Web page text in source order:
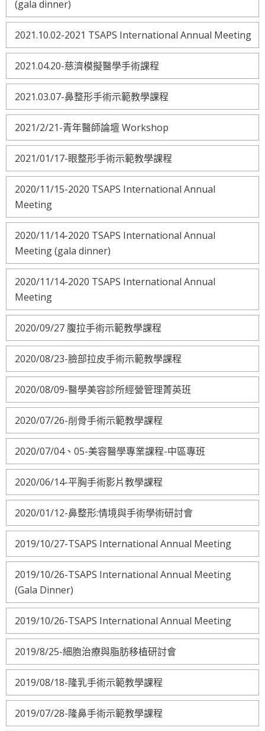
(gala dinner)
2021.10.02-2021 TSAPS International Annual Meeting
2021.04.20-慈濟模擬醫學手術課程
2021.03.07-鼻整形手術示範教學課程
2021/2/21-青年醫師論壇 Workshop
2021/01/17-眼整形手術示範教學課程
2020/11/15-2020 TSAPS International Annual
Meeting
2020/11/14-2020 TSAPS International Annual
Meeting (gala dinner)
2020/11/14-2020 TSAPS International Annual
Meeting
2020/09/27 腹拉手術示範教學課程
2020/08/23-臉部拉皮手術示範教學課程
2020/08/09-醫學美容診所經營管理菁英班
2020/07/26-削骨手術示範教學課程
2020/07/04、05-美容醫學專業課程-中區專班
2020/06/14-平胸手術影片教學課程
2020/01/12-鼻整形:情境與手術學術研討會
2019/10/27-TSAPS International Annual Meeting
2019/10/26-TSAPS International Annual Meeting
(Gala Dinner)
2019/10/26-TSAPS International Annual Meeting
2019/8/25-細胞治療與脂肪移植研討會
2019/08/18-隆乳手術示範教學課程
2019/07/28-隆鼻手術示範教學課程